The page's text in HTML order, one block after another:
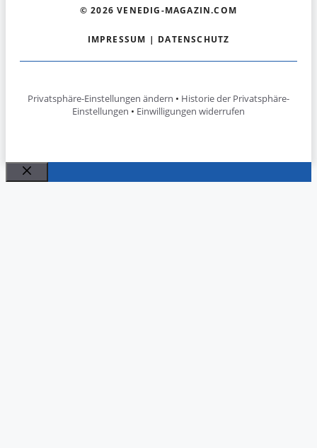
© 2026 VENEDIG-MAGAZIN.COM
IMPRESSUM | DATENSCHUTZ
Privatsphäre-Einstellungen ändern • Historie der Privatsphäre-
Einstellungen • Einwilligungen widerrufen
Schließen